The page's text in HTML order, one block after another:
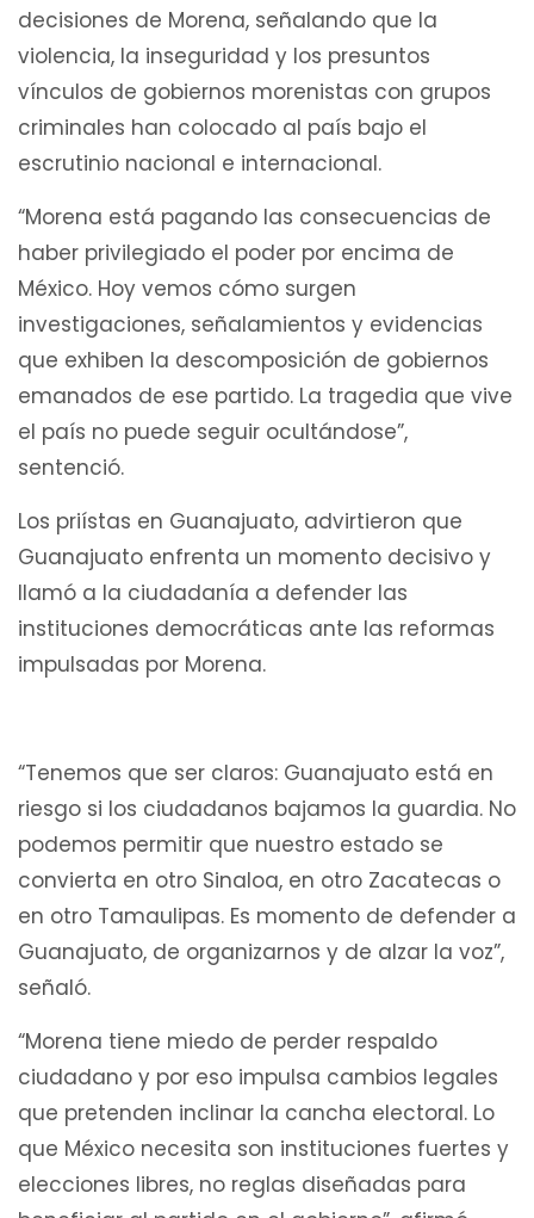
decisiones de Morena, señalando que la
violencia, la inseguridad y los presuntos
vínculos de gobiernos morenistas con grupos
criminales han colocado al país bajo el
escrutinio nacional e internacional.
“Morena está pagando las consecuencias de
haber privilegiado el poder por encima de
México. Hoy vemos cómo surgen
investigaciones, señalamientos y evidencias
que exhiben la descomposición de gobiernos
emanados de ese partido. La tragedia que vive
el país no puede seguir ocultándose”,
sentenció.
Los priístas en Guanajuato, advirtieron que
Guanajuato enfrenta un momento decisivo y
llamó a la ciudadanía a defender las
instituciones democráticas ante las reformas
impulsadas por Morena.
“Tenemos que ser claros: Guanajuato está en
riesgo si los ciudadanos bajamos la guardia. No
podemos permitir que nuestro estado se
convierta en otro Sinaloa, en otro Zacatecas o
en otro Tamaulipas. Es momento de defender a
Guanajuato, de organizarnos y de alzar la voz”,
señaló.
“Morena tiene miedo de perder respaldo
ciudadano y por eso impulsa cambios legales
que pretenden inclinar la cancha electoral. Lo
que México necesita son instituciones fuertes y
elecciones libres, no reglas diseñadas para